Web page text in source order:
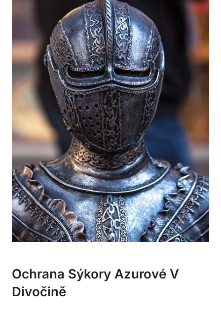
Ochrana Sýkory Azurové V
Divočině